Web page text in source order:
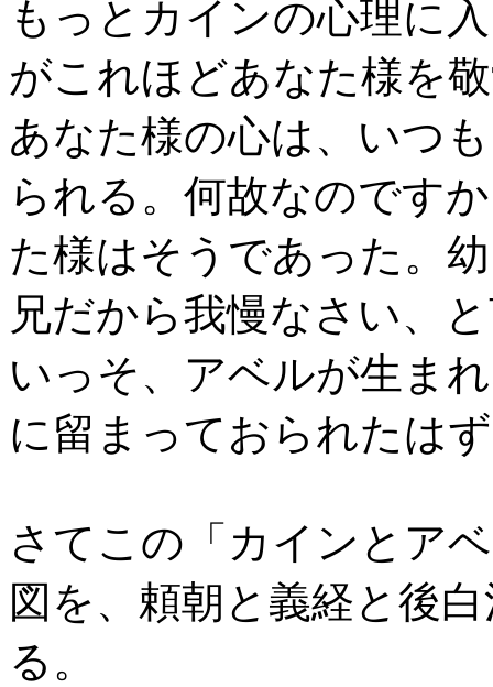
もっとカインの心理に
がこれほどあなた様を
あなた様の心は、いつ
られる。何故なのです
た様はそうであった。
兄だから我慢なさい、
いっそ、アベルが生ま
に留まっておられたは
さてこの「カインとア
図を、頼朝と義経と後
る。